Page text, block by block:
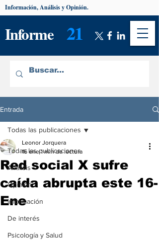
Informe 21
Información, Análisis y Opinión.
Entrada
Todas las publicaciones
Análisis
Opinión
Información
De interés
Psicología y Salud
Todas las publicaciones
Red social X sufre
caída abrupta este 16-
Ene
Leonor Jorquera
16 ene 1 min de lectura